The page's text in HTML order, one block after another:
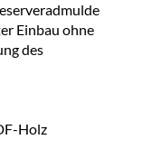
Einbau ohne
des
Holz